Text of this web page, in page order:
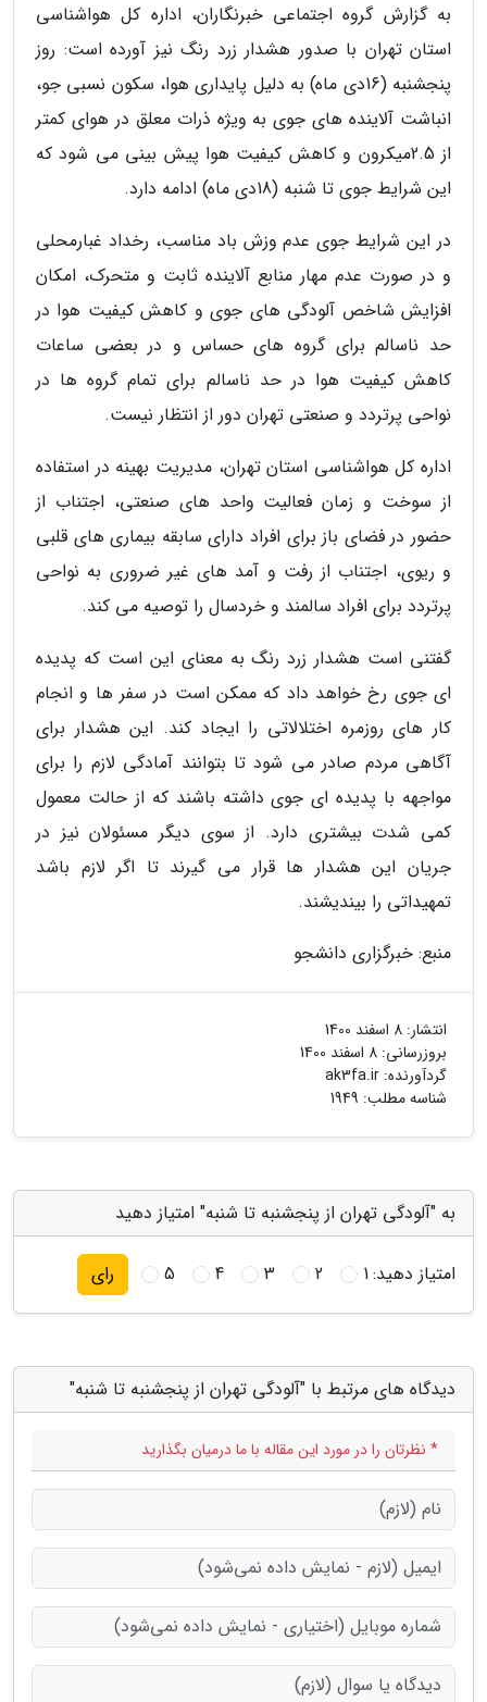
به گزارش گروه اجتماعی خبرنگاران، اداره کل هواشناسی
استان تهران با صدور هشدار زرد رنگ نیز آورده است: روز
پنجشنبه (16دی ماه) به دلیل پایداری هوا، سکون نسبی جو،
انباشت آلاینده های جوی به ویژه ذرات معلق در هوای کمتر
از 2.5میکرون و کاهش کیفیت هوا پیش بینی می شود که
این شرایط جوی تا شنبه (18دی ماه) ادامه دارد.
در این شرایط جوی عدم وزش باد مناسب، رخداد غبارمحلی
و در صورت عدم مهار منابع آلاینده ثابت و متحرک، امکان
افزایش شاخص آلودگی های جوی و کاهش کیفیت هوا در
حد ناسالم برای گروه های حساس و در بعضی ساعات
کاهش کیفیت هوا در حد ناسالم برای تمام گروه ها در
نواحی پرتردد و صنعتی تهران دور از انتظار نیست.
اداره کل هواشناسی استان تهران، مدیریت بهینه در استفاده
از سوخت و زمان فعالیت واحد های صنعتی، اجتناب از
حضور در فضای باز برای افراد دارای سابقه بیماری های قلبی
و ریوی، اجتناب از رفت و آمد های غیر ضروری به نواحی
پرتردد برای افراد سالمند و خردسال را توصیه می کند.
گفتنی است هشدار زرد رنگ به معنای این است که پدیده
ای جوی رخ خواهد داد که ممکن است در سفر ها و انجام
کار های روزمره اختلالاتی را ایجاد کند. این هشدار برای
آگاهی مردم صادر می شود تا بتوانند آمادگی لازم را برای
مواجهه با پدیده ای جوی داشته باشند که از حالت معمول
کمی شدت بیشتری دارد. از سوی دیگر مسئولان نیز در
جریان این هشدار ها قرار می گیرند تا اگر لازم باشد
تمهیداتی را بیندیشند.
منبع: خبرگزاری دانشجو
انتشار: 8 اسفند 1400
بروزرسانی: 8 اسفند 1400
گردآورنده: ak3fa.ir
شناسه مطلب: 1949
به "آلودگی تهران از پنجشنبه تا شنبه" امتیاز دهید
امتیاز دهید:1
2
3
4
5 رای
دیدگاه های مرتبط با "آلودگی تهران از پنجشنبه تا شنبه"
* نظرتان را در مورد این مقاله با ما درمیان بگذارید